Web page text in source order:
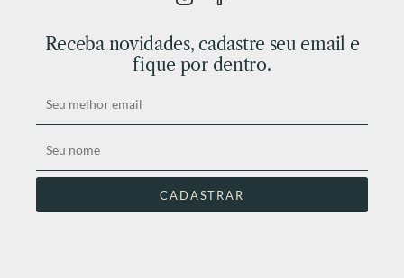
Receba novidades, cadastre seu email e
fique por dentro.